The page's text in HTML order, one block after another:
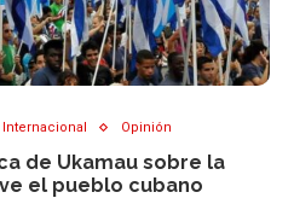
Internacional Opinión
de Ukamau sobre la
el pueblo cubano